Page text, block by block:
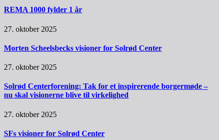
REMA 1000 fylder 1 år
27. oktober 2025
Morten Scheelsbecks visioner for Solrød Center
27. oktober 2025
Solrød Centerforening: Tak for et inspirerende borgermøde –
nu skal visionerne blive til virkelighed
27. oktober 2025
SFs visioner for Solrød Center